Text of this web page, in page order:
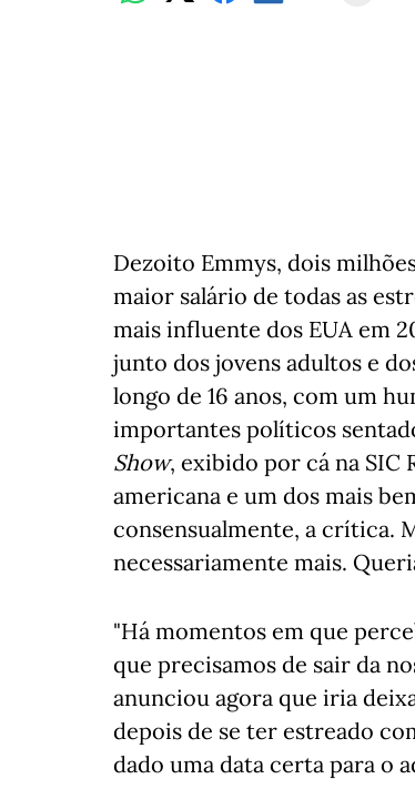
Dezoito Emmys, dois
maior salário de todas as
mais influente dos EUA em
junto dos jovens adultos e
longo de 16 anos, com um
importantes políticos
Show, exibido por cá na SIC
americana e um dos mais
consensualmente, a crítica.
necessariamente mais.
"Há momentos em que
que precisamos de sair da
anunciou agora que iria
depois de se ter estreado
dado uma data certa para o